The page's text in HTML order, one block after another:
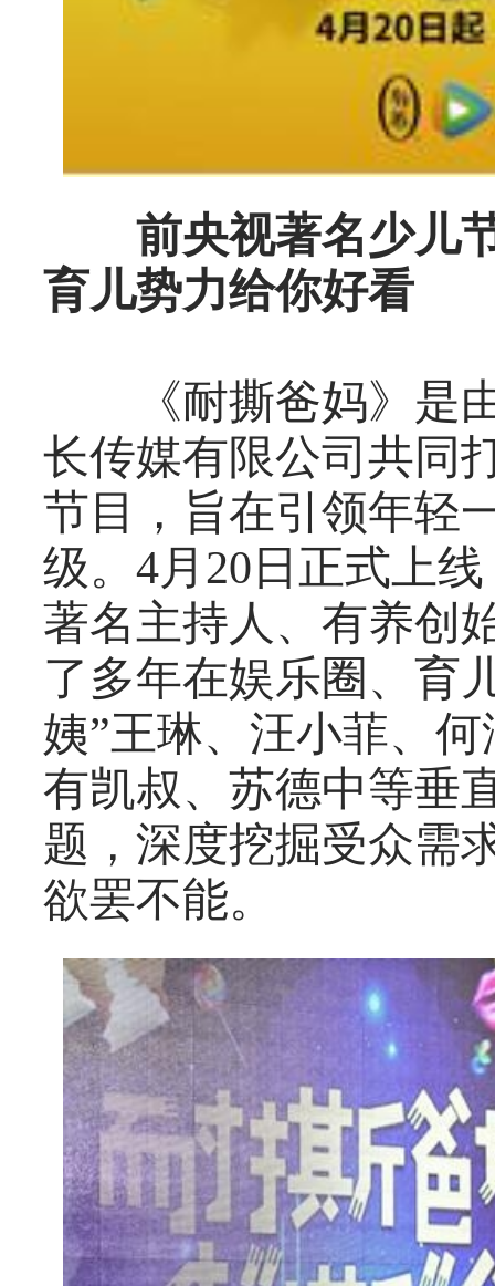
前央视著名少儿节
育儿势力给你好看
《耐撕爸妈》是由
长传媒有限公司共同
节目，旨在引领年轻
级。4月20日正式上
著名主持人、有养创
了多年在娱乐圈、育
姨”王琳、汪小菲、
有凯叔、苏德中等垂
题，深度挖掘受众需
欲罢不能。